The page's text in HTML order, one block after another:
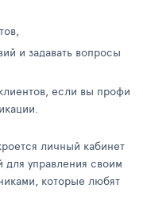
и задавать вопросы
если вы профи
личный кабинет
управления своим
которые любят